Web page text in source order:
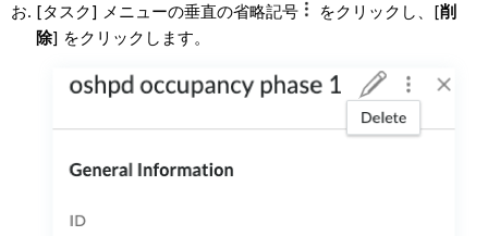
[タスク] メニューの垂直の省略記号 をクリックし、[削
除] をクリックします。